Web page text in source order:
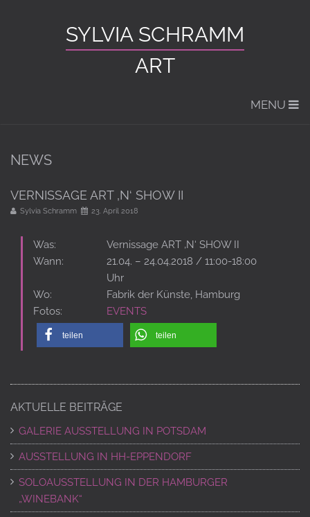
SYLVIA SCHRAMM
ART
MENU
NEWS
VERNISSAGE ART ‚N‘ SHOW II
Sylvia Schramm 23. April 2018
Was:
Vernissage ART ‚N‘ SHOW II
Wann:
21.04. – 24.04.2018 / 11:00-18:00
Uhr
Wo:
Fabrik der Künste, Hamburg
Fotos:
EVENTS
teilen teilen
AKTUELLE BEITRÄGE
GALERIE AUSSTELLUNG IN POTSDAM
AUSSTELLUNG IN HH-EPPENDORF
SOLOAUSSTELLUNG IN DER HAMBURGER
„WINEBANK“